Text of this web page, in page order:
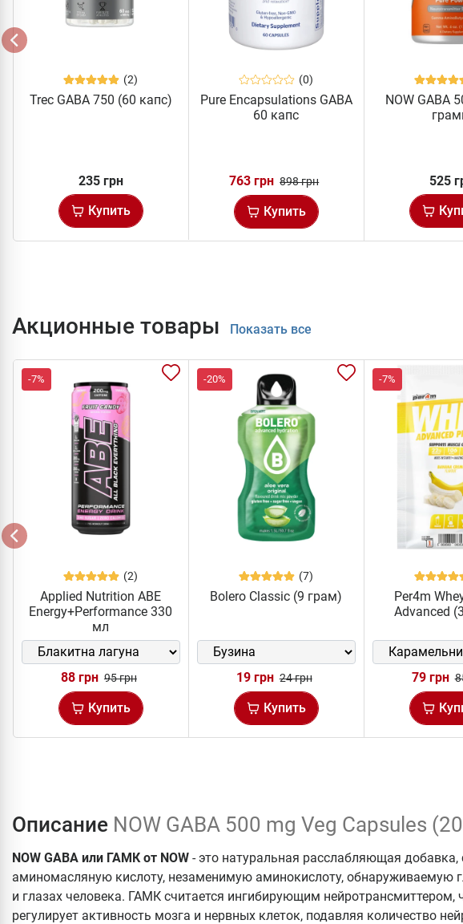
(2)
Trec GABA 750 (60 капс)
235 грн
Купить
(0)
Pure Encapsulations GABA
60 капс
763 грн 898 грн
Купить
NOW GABA
525
Акционные товары Показать все
-7%
(2)
Applied Nutrition ABE
Energy+Performance 330
мл
88 грн 95 грн
Купить
-20%
(7)
Bolero Classic (9 грам)
19 грн 24 грн
Купить
-7%
Per4m
Advanced
79 грн
Описание NOW GABA 500 mg Veg Capsules
NOW GABA или ГАМК от NOW - это натуральная расслабляющая
аминомасляную кислоту, незаменимую аминокислоту, обнаруживаемую
и глазах человека. ГАМК считается ингибирующим нейротрансмиттером,
регулирует активность мозга и нервных клеток, подавляя количество